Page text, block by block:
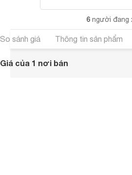
6 người đang
So sánh giá Thông tin sản phẩm
Giá của 1 nơi bán